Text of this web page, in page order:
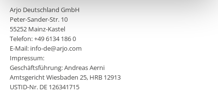
Arjo Deutschland GmbH
Peter-Sander-Str. 10
55252 Mainz-Kastel
Telefon: +49 6134 186 0
E-Mail: info-de@arjo.com
Impressum:
Geschäftsführung: Andreas Aerni
Amtsgericht Wiesbaden 25, HRB 12913
USTID-Nr. DE 126341715